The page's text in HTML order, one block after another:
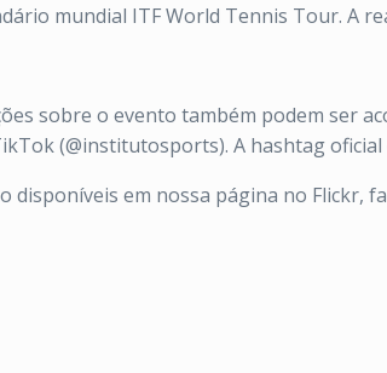
mundial ITF World Tennis Tour. A
sobre o evento também podem ser
(@institutosports). A hashtag
disponíveis em nossa página no Flickr,